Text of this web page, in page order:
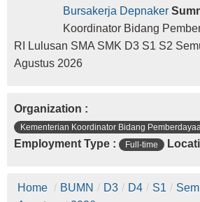
Bursakerja Depnaker
Koordinator Bidang
RI Lulusan SMA SMK D3 S1 S2
Agustus 2026
Organization :
Kementerian Koordinator Bidang
Employment Type : Full-time
Home / BUMN / D3 / D4 / S1 /